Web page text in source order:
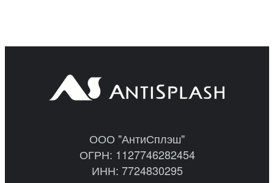
ООО "АнтиСплэш"
ОГРН: 1127746282454
ИНН: 7724830295